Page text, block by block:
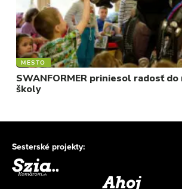
MESTO
SWANFORMER priniesol radosť
školy
Sesterské projekty: